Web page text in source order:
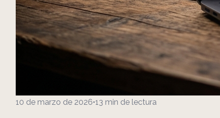
10 de marzo de 2026•13 min de lectura